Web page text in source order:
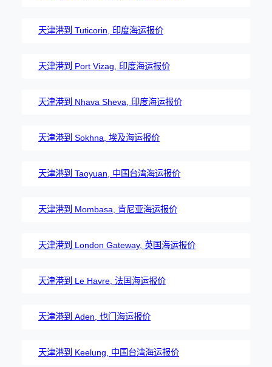
天津港到 Tuticorin, 印度海运报价
天津港到 Port Vizag, 印度海运报价
天津港到 Nhava Sheva, 印度海运报价
天津港到 Sokhna, 埃及海运报价
天津港到 Taoyuan, 中国台湾海运报价
天津港到 Mombasa, 肯尼亚海运报价
天津港到 London Gateway, 英国海运报价
天津港到 Le Havre, 法国海运报价
天津港到 Aden, 也门海运报价
天津港到 Keelung, 中国台湾海运报价